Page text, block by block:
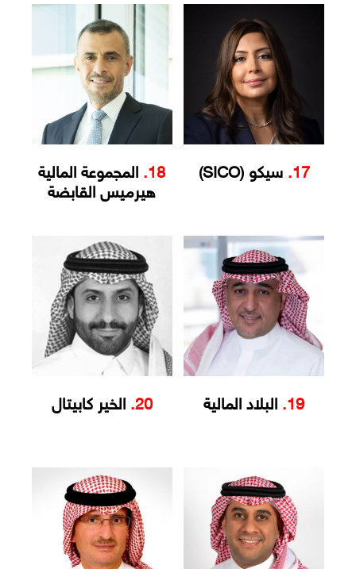
17. سيكو (SICO) 18. المجموعة المالية
هيرميس القابضة
19. البلاد المالية 20. الخير كابيتال